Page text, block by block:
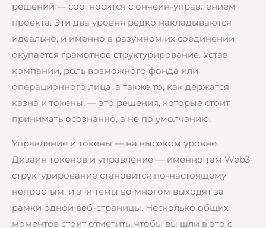
решений — соотносится с ончейн-управлением
проекта. Эти два уровня редко накладываются
идеально, и именно в разумном их соединении
окупается грамотное структурирование. Устав
компании, роль возможного фонда или
операционного лица, а также то, как держатся
казна и токены, — это решения, которые стоит
принимать осознанно, а не по умолчанию.
Управление и токены — на высоком уровне
Дизайн токенов и управление — именно там Web3-
структурирование становится по-настоящему
непростым, и эти темы во многом выходят за
рамки одной веб-страницы. Несколько общих
моментов стоит отметить, чтобы вы шли в это с